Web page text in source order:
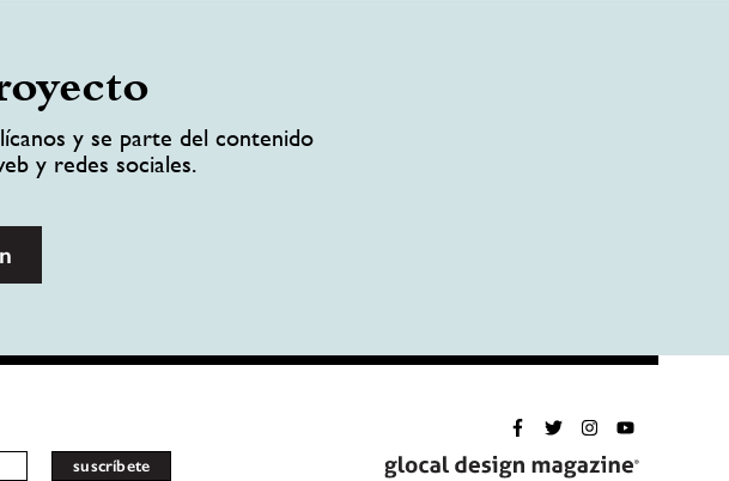
y se parte del contenido
y redes sociales.
suscríbete